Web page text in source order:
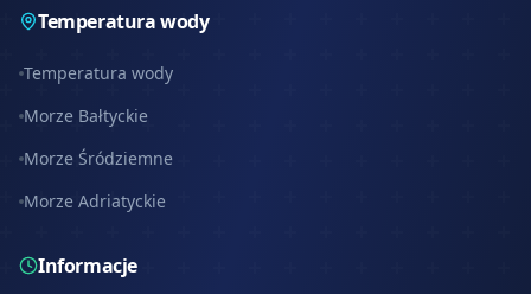
Temperatura wody
Temperatura wody
Morze Bałtyckie
Morze Śródziemne
Morze Adriatyckie
Informacje